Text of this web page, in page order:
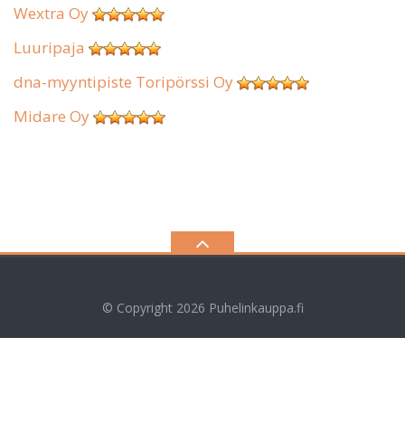
Wextra Oy
Luuripaja
dna-myyntipiste Toripörssi Oy
Midare Oy
© Copyright 2026 Puhelinkauppa.fi